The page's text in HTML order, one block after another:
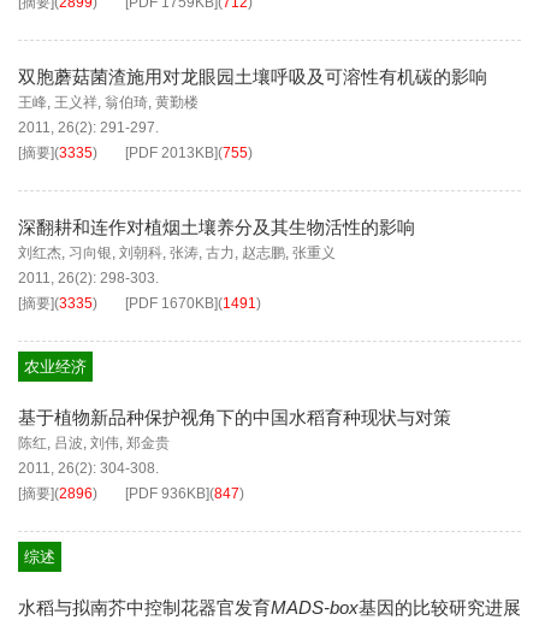
双胞蘑菇菌渣施用对龙眼园土壤呼吸及可溶性有机碳的影响
王峰, 王义祥, 翁伯琦, 黄勤楼
2011, 26(2): 291-297.
[摘要](3335) [PDF 2013KB](755)
深翻耕和连作对植烟土壤养分及其生物活性的影响
刘红杰, 习向银, 刘朝科, 张涛, 古力, 赵志鹏, 张重义
2011, 26(2): 298-303.
[摘要](3335) [PDF 1670KB](1491)
农业经济
基于植物新品种保护视角下的中国水稻育种现状与对策
陈红, 吕波, 刘伟, 郑金贵
2011, 26(2): 304-308.
[摘要](2896) [PDF 936KB](847)
综述
水稻与拟南芥中控制花器官发育MADS-box基因的比较研究进展